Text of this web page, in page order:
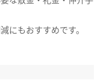
にもおすすめです。